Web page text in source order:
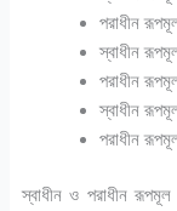
পরাধীন
স্বাধীন
পরাধীন
স্বাধীন
পরাধীন
স্বাধীন ও পরাধীন